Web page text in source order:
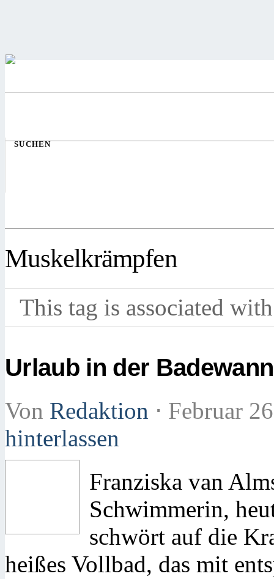
SUCHEN
Muskelkrämpfen
This tag is associated
Urlaub in der
Von Redaktion ⋅ Februar
hinterlassen
Franziska van
Schwimmerin,
schwört auf die
heißes Vollbad, das mit